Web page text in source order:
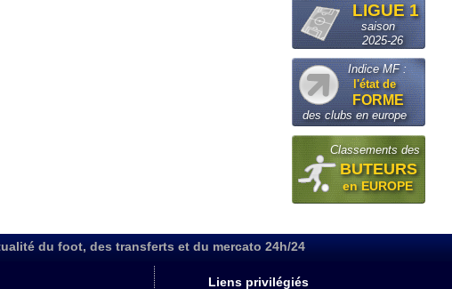
LIGUE 1
saison
2025-26
Indice MF :
l'état de
FORME
des clubs en europe
Classements des
BUTEURS
en EUROPE
du foot, des transferts et du mercato 24h/24
Liens privilégiés